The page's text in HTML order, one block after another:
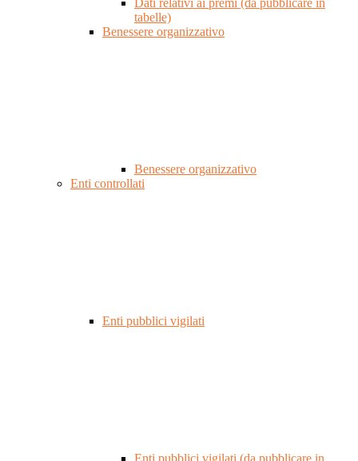
Dati relativi ai premi (da pubblicare in
tabelle)
Benessere organizzativo
Benessere organizzativo
Enti controllati
Enti pubblici vigilati